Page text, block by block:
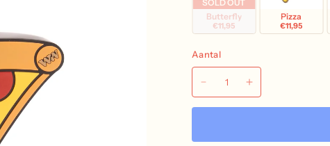
SOLD OUT
Butterfly
€11,95
Pizza
€11,95
Aantal